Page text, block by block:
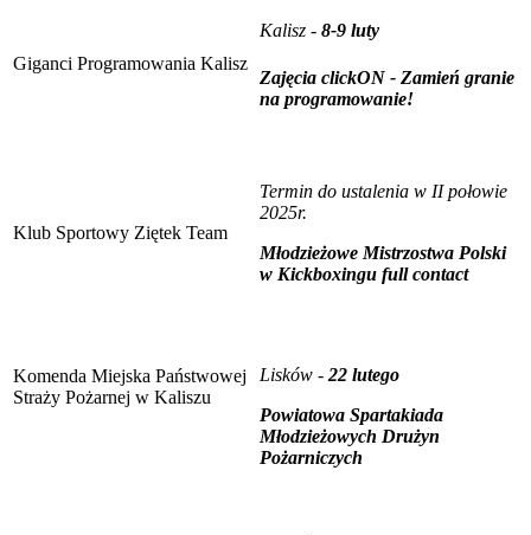
Giganci Programowania Kalisz
Kalisz - 8-9 luty
Zajęcia clickON - Zamień granie
na programowanie!
Klub Sportowy Ziętek Team
Termin do ustalenia w II połowie
2025r.
Młodzieżowe Mistrzostwa Polski
w Kickboxingu full contact
Komenda Miejska Państwowej
Straży Pożarnej w Kaliszu
Lisków - 22 lutego
Powiatowa Spartakiada
Młodzieżowych Drużyn
Pożarniczych